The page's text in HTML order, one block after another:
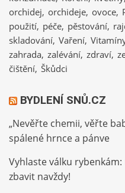
orchidej orchideje ovoce
použití péče pěstování
skladování Vaření
zahrada zalévání zdraví
čištění Škůdci
BYDLENÍ SNŮ.CZ
„Nevěřte chemii, věřte
spálené hrnce a pánve
Vyhlaste válku
zbavit navždy!